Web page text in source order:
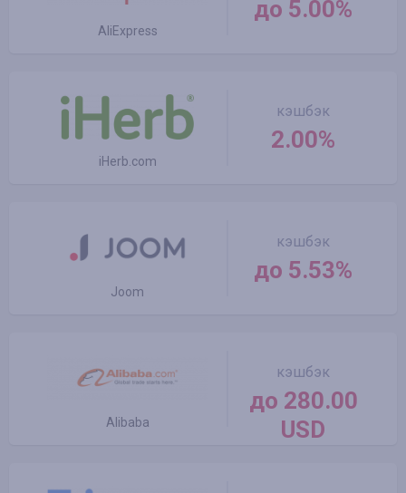
AliExpress
до 5.00%
iHerb.com
кэшбэк
2.00%
Joom
кэшбэк
до 5.53%
Alibaba
кэшбэк
до 280.00
USD